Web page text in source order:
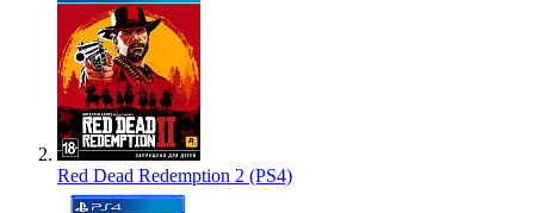
Red Dead Redemption 2 (PS4)